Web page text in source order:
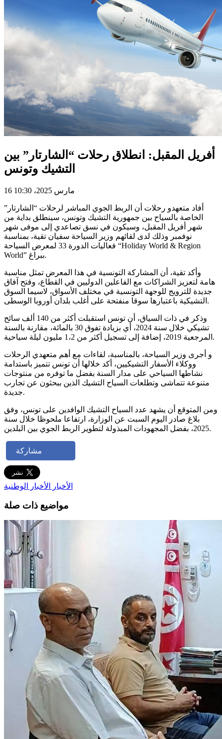
أفريل المقبل: انطلاق رحلات “الشارتار” بين
التشيك وتونس
16 مارس 2025، 10:30
أفاد متعهدو رحلات أن الربط الجوي المباشر لرحلات “الشارتار”
الخاصة بالسياح بين جمهورية التشيك وتونس، سينطلق بداية من
شهر أفريل المقبل، وسيكون في نسق تصاعدي إلى موفى شهر
نوفمبر وذلك لدى لقائهم وزير السياحة سفيان تقية، بمناسبة
فعاليات الدورة 33 لمعرض السياحة “Holiday World & Region
World” ببراغ.
وأكد تقية، أن المشاركة التونسية في هذا المعرض تمثل مناسبة
هامة لتعزيز الشراكات مع الفاعلين الدوليين في القطاع، وفتح آفاق
جديدة للترويج للوجهة التونسية في مختلف الأسواق، لاسيما السوق
التشيكية باعتبارها سوقا منفتحة على أغلب بلدان أوروبا الوسطى.
وذكر في ذات السياق، أن تونس استقبلت أكثر من 140 ألف سائح
تشيكي خلال سنة 2024، أي بزيادة تفوق 30 بالمائة، مقارنة بالسنة
المرجعية 2019، إضافة إلى تسجيل أكثر من 1،2 مليون ليلة سياحية.
و أجرى وزير السياحة، بالمناسبة، لقاءات مع أهم متعهدي الرحلات
ووكلاء الأسفار التشيكيين، أكد خلالها أن تونس تتميز باستدامة
نشاطها السياحي على مدار السنة بفضل ما توفره من منتوجات
متنوعة تتماشى وتطلعات السياح التشيك الذين ببحثون عن تجارب
جديدة.
ومن المتوقع أن يشهد عدد السياح التشيك الوافدين على تونس، وفق
بلاغ صادر اليوم السبت عن الوزارة، ارتفاعا ملحوظا خلال سنة
2025، بفضل المجهودات المبذولة لتطوير الربط الجوي بين البلدين.
مشاركة
الأخبار الأخبار الوطنية
مواضيع ذات صلة